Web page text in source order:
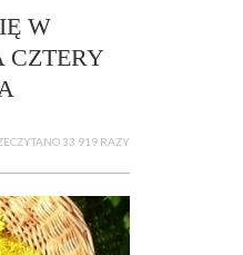
W
CZTERY
33 919 RAZY